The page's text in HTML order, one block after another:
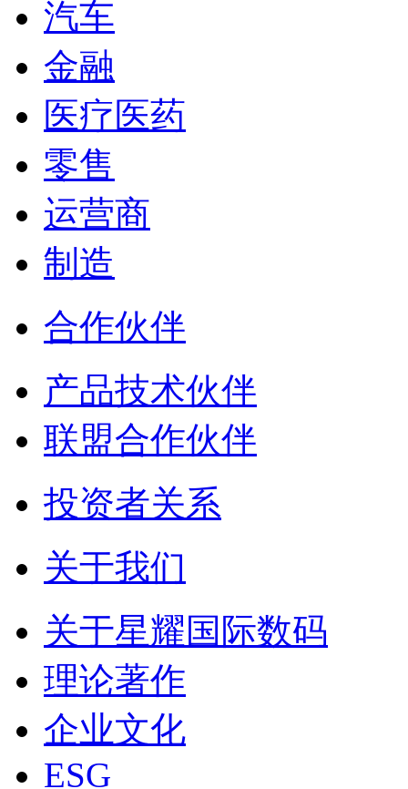
汽车
金融
医疗医药
零售
运营商
制造
合作伙伴
产品技术伙伴
联盟合作伙伴
投资者关系
关于我们
关于星耀国际数码
理论著作
企业文化
ESG